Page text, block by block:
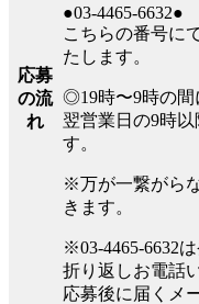
応募
の流
れ
●03-4465-6632●
こちらの番号に
たします。
◎19時〜9時の
翌営業日の9時
す。
※万が一繋がら
きます。
※03-4465-6632
折り返しお電話
応募後に届くメ